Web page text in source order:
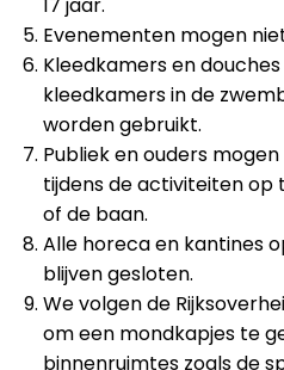
17 jaar.
Evenementen mogen
Kleedkamers en
kleedkamers in de
worden gebruikt.
Publiek en ouders
tijdens de activiteiten op
of de baan.
Alle horeca en kantines
blijven gesloten.
We volgen de
om een mondkapjes te
binnenruimtes zoals de